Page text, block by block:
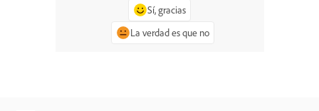
Sí, gracias
La verdad es que no